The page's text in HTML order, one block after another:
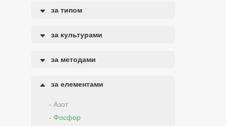
за типом
за культурами
за методами
за елементами
- Азот
- Фосфор